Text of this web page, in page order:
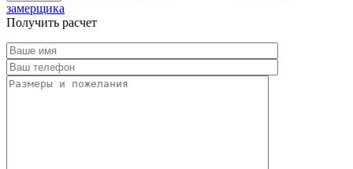
замерщика
Получить расчет